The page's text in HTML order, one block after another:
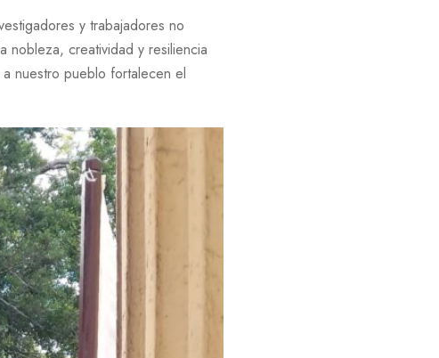
y trabajadores no
nobleza, creatividad y resiliencia
nuestro pueblo fortalecen el